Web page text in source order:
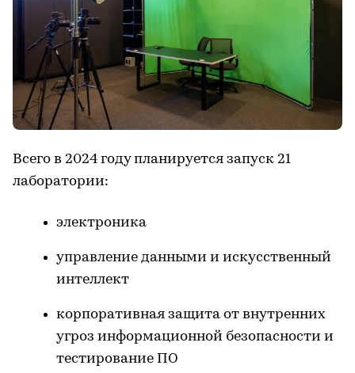
Всего в 2024 году планируется запуск 21
лаборатории:
электроника
управление данными и искусственный
интеллект
корпоративная защита от внутренних
угроз информационной безопасности и
тестирование ПО